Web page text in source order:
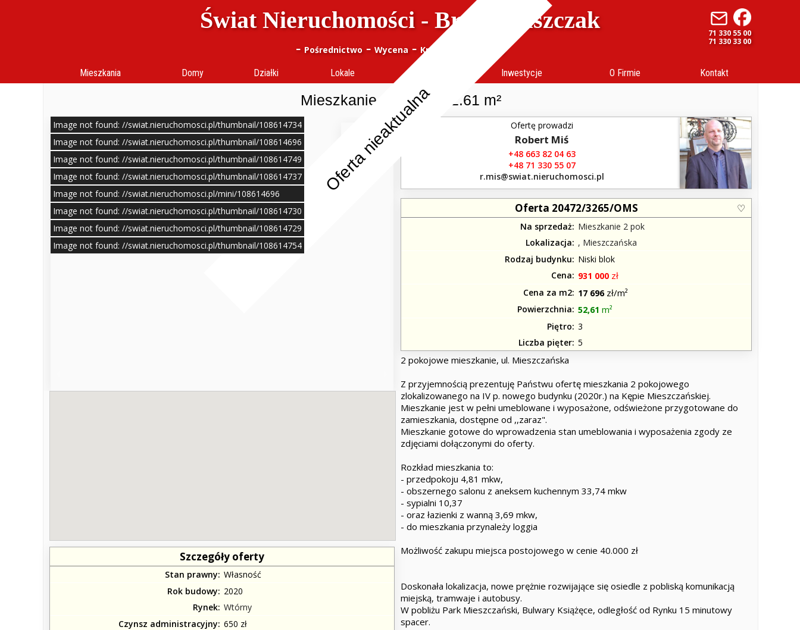
71 330 55 00
71 330 33 00
Świat Nieruchomości - Bracia Juszczak
- Pośrednictwo - Wycena- Kredyty
Mieszkania Domy Działki Lokale Inwestycje O Firmie Kontakt
Mieszkanie 2 pokoje 52.61 m²
Oferta nieaktualna
Image not found: //swiat.nieruchomosci.pl/thumbnail/108614734
Image not found: //swiat.nieruchomosci.pl/thumbnail/108614696
Image not found: //swiat.nieruchomosci.pl/thumbnail/108614749
Image not found: //swiat.nieruchomosci.pl/thumbnail/108614737
Image not found: //swiat.nieruchomosci.pl/mini/108614696
Image not found: //swiat.nieruchomosci.pl/thumbnail/108614730
Image not found: //swiat.nieruchomosci.pl/thumbnail/108614729
Image not found: //swiat.nieruchomosci.pl/thumbnail/108614754
Ofertę prowadzi
Robert Miś
+48 663 82 04 63
+48 71 330 55 07
r.mis​@swiat.nieruchomosci.pl
Oferta 20472/3265/OMS
Na sprzedaż
Mieszkanie 2 pok
Lokalizacja
, Mieszczańska
Rodzaj budynku
Niski blok
Cena
931 000 zł
Cena za m2 17 696zł/m²
Powierzchnia 52,61 m²
Piętro 3
Liczba pięter 5
Szczegóły oferty
Stan prawny Własność
Rok budowy
2020
Rynek Wtórny
Czynsz administracyjny 650 zł
2 pokojowe mieszkanie, ul. Mieszczańska
Z przyjemnością prezentuję Państwu ofertę mieszkania 2 pokojowego
zlokalizowanego na IV p. nowego budynku (2020r.) na Kępie Mieszczańskiej.
Mieszkanie jest w pełni umeblowane i wyposażone, odświeżone przygotowane do
zamieszkania, dostępne od ,,zaraz".
Mieszkanie gotowe do wprowadzenia stan umeblowania i wyposażenia zgody ze
zdjęciami dołączonymi do oferty.
Rozkład mieszkania to:
- przedpokoju 4,81 mkw,
- obszernego salonu z aneksem kuchennym 33,74 mkw
- sypialni 10,37
- oraz łazienki z wanną 3,69 mkw,
- do mieszkania przynależy loggia
Możliwość zakupu miejsca postojowego w cenie 40.000 zł
Doskonała lokalizacja, nowe prężnie rozwijające się osiedle z pobliską komunikacją
miejską, tramwaje i autobusy.
W pobliżu Park Mieszczański, Bulwary Książęce, odległość od Rynku 15 minutowy
spacer.